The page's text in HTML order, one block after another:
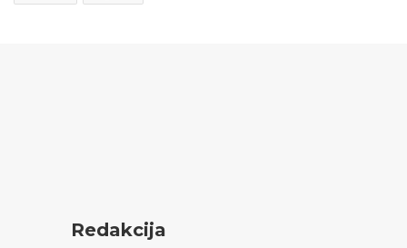
Redakcija